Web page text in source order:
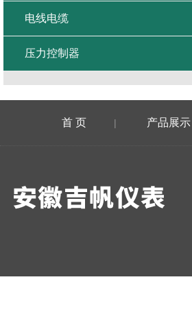
电线电缆
压力控制器
首 页 | 产品展示